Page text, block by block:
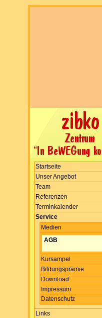
Startseite
Unser Angebot
Team
Referenzen
Terminkalender
Service
Medien
AGB
Kursampel
Bildungsprämie
Download
Impressum
Datenschutz
Links